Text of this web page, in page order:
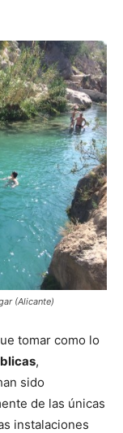
(Alicante)
tomar como lo
,
sido
de las únicas
instalaciones